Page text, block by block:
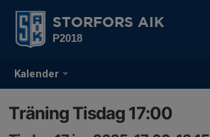
Kalender
STORFORS AIK
P2018
Träning Tisdag 17:00